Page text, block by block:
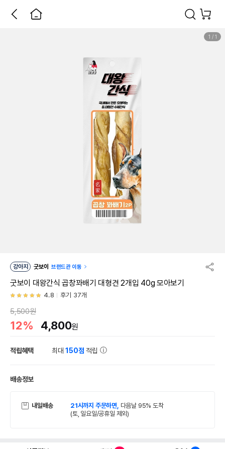
1 / 1
강아지 굿보이 브랜드관 이동
굿보이 대왕간식 곱창꽈배기 대형견 2개입 40g 모아보기
4.8 후기 37개
5,500원
12% 4,800원
적립혜택 최대150점 적립
배송정보
내일배송 21시까지 주문하면, 다음날 95% 도착
(토, 일요일/공휴일 제외)